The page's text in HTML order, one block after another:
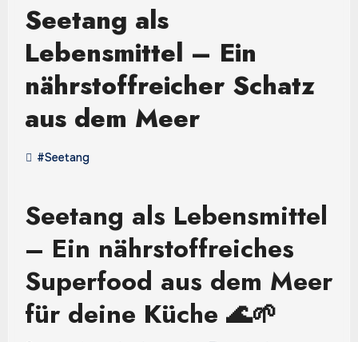
Seetang als
Lebensmittel – Ein
nährstoffreicher Schatz
aus dem Meer
#Seetang
Seetang als Lebensmittel
– Ein nährstoffreiches
Superfood aus dem Meer
für deine Küche 🌊🌱